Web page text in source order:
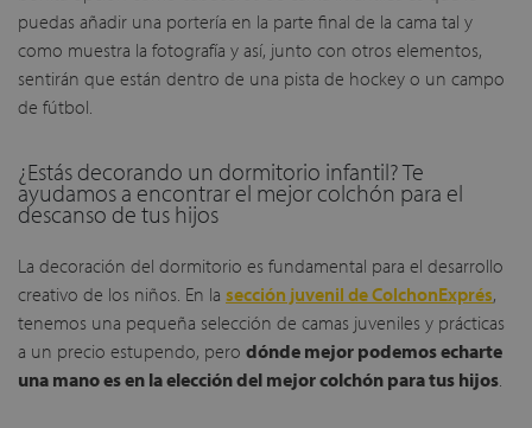
puedas añadir una portería en la parte final de la cama tal y
como muestra la fotografía y así, junto con otros elementos,
sentirán que están dentro de una pista de hockey o un campo
de fútbol.
¿Estás decorando un dormitorio infantil? Te
ayudamos a encontrar el mejor colchón para el
descanso de tus hijos
La decoración del dormitorio es fundamental para el desarrollo
creativo de los niños. En la sección juvenil de ColchonExprés,
tenemos una pequeña selección de camas juveniles y prácticas
a un precio estupendo, pero dónde mejor podemos echarte
una mano es en la elección del mejor colchón para tus hijos.